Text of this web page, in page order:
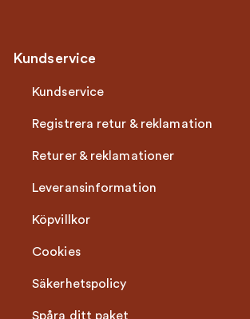
Kundservice
Kundservice
Registrera retur & reklamation
Returer & reklamationer
Leveransinformation
Köpvillkor
Cookies
Säkerhetspolicy
Spåra ditt paket